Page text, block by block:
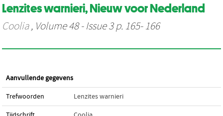
Lenzites warnieri, Nieuw voor Nederland
Coolia, Volume 48 - Issue 3 p. 165- 166
Aanvullende gegevens
Trefwoorden Lenzites warnieri